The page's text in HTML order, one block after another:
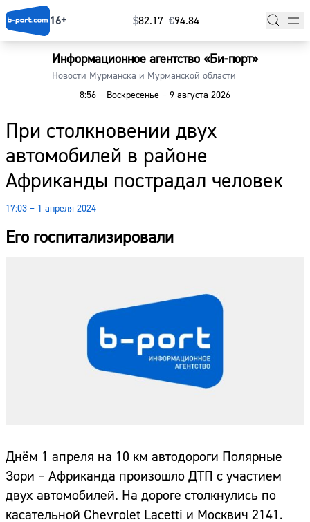
16+ $⁠82.17 €⁠94.84
Информационное агентство «Би-порт»
Новости Мурманска и Мурманской области
8:56 – Воскресенье – 9 августа 2026
При столкновении двух
автомобилей в районе
Африканды пострадал человек
17:03 – 1 апреля 2024
Его госпитализировали
Днём 1 апреля на 10 км автодороги Полярные
Зори – Африканда произошло ДТП с участием
двух автомобилей. На дороге столкнулись по
касательной Chevrolet Lacetti и Москвич 2141.
Главная
Наши гости
Фоторепортажи
Погода
Курсы валют